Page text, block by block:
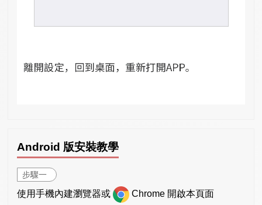
Android 版安裝教學
步驟一
使用手機內建瀏覽器或 Chrome 開啟本頁面